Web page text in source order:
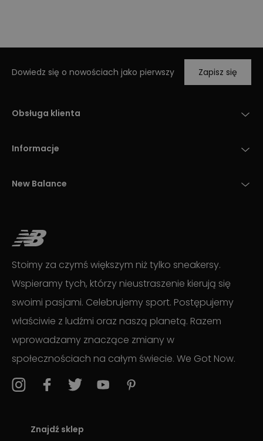
Dowiedz się o nowościach jako pierwszy Zapisz się
Obsługa klienta
Informacje
New Balance
Stoimy za czymś większym niż tylko sneakersy.
Wspieramy tych, którzy nieustraszenie kierują się
swoimi pasjami. Celebrujemy sport. Postępujemy
właściwie z ludźmi oraz naszą planetą. Razem
wprowadzamy znaczące zmiany w
społecznościach na całym świecie. We Got Now.
Znajdź sklep